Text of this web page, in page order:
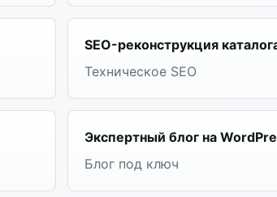
SEO-реконструкция
Техническое SEO
Экспертный блог на
Блог под ключ